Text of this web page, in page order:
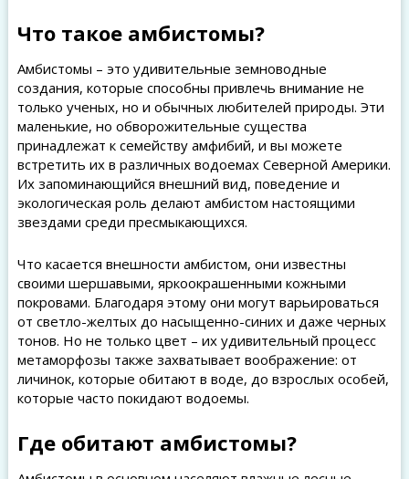
Что такое амбистомы?
Амбистомы – это удивительные земноводные
создания, которые способны привлечь внимание не
только ученых, но и обычных любителей природы. Эти
маленькие, но обворожительные существа
принадлежат к семейству амфибий, и вы можете
встретить их в различных водоемах Северной Америки.
Их запоминающийся внешний вид, поведение и
экологическая роль делают амбистом настоящими
звездами среди пресмыкающихся.
Что касается внешности амбистом, они известны
своими шершавыми, яркоокрашенными кожными
покровами. Благодаря этому они могут варьироваться
от светло-желтых до насыщенно-синих и даже черных
тонов. Но не только цвет – их удивительный процесс
метаморфозы также захватывает воображение: от
личинок, которые обитают в воде, до взрослых особей,
которые часто покидают водоемы.
Где обитают амбистомы?